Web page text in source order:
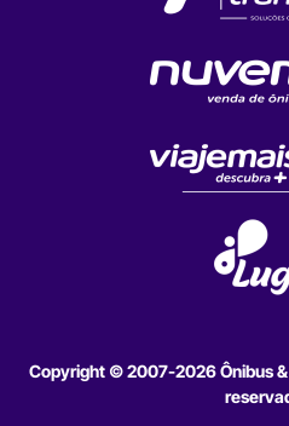
Copyright © 2007-2026 Ônibus